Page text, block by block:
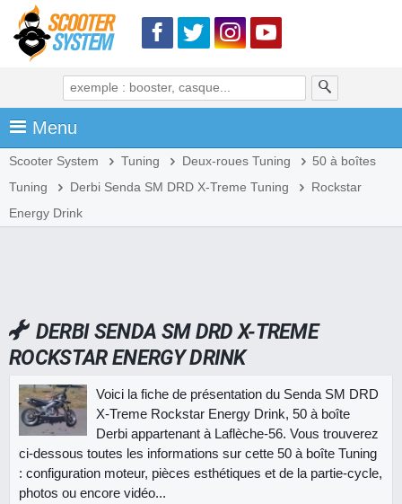
Menu
Scooter System Tuning Deux-roues Tuning
50 à boîtes
Tuning
Derbi Senda SM DRD X-Treme Tuning
Rockstar
Energy Drink
DERBI SENDA SM DRD X-TREME
ROCKSTAR ENERGY DRINK
Voici la fiche de présentation du Senda SM DRD
X-Treme Rockstar Energy Drink, 50 à boîte
Derbi appartenant à Laflèche-56. Vous trouverez
ci-dessous toutes les informations sur cette 50 à boîte Tuning
: configuration moteur, pièces esthétiques et de la partie-cycle,
photos ou encore vidéo...